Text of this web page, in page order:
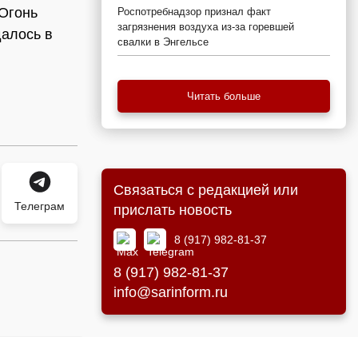
в
Телеграм
Роспотребнадзор признал факт
загрязнения воздуха из-за горевшей
свалки в Энгельсе
Читать больше
Связаться с редакцией или
прислать новость
8 (917) 982-81-37
8 (917) 982-81-37
info@sarinform.ru